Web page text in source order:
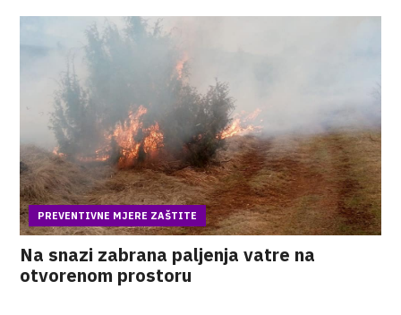
PREVENTIVNE MJERE ZAŠTITE
Na snazi zabrana paljenja vatre na
otvorenom prostoru